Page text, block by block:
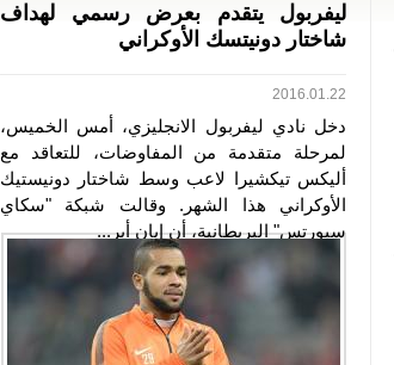
ليفربول يتقدم بعرض رسمي لهداف
شاختار دونيتسك الأوكراني
2016.01.22
دخل نادي ليفربول الانجليزي، أمس الخميس،
لمرحلة متقدمة من المفاوضات، للتعاقد مع
أليكس تيكشيرا لاعب وسط شاختار دونيستيك
الأوكراني هذا الشهر. وقالت شبكة "سكاي
سبورتس" البريطانية، أن إيان أير...